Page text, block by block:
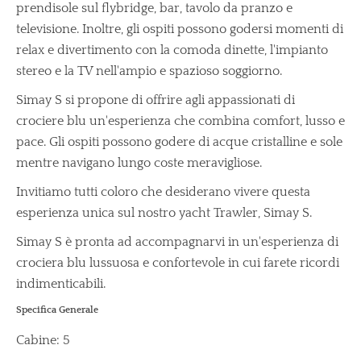
prendisole sul flybridge, bar, tavolo da pranzo e
televisione. Inoltre, gli ospiti possono godersi momenti di
relax e divertimento con la comoda dinette, l'impianto
stereo e la TV nell'ampio e spazioso soggiorno.
Simay S si propone di offrire agli appassionati di
crociere blu un'esperienza che combina comfort, lusso e
pace. Gli ospiti possono godere di acque cristalline e sole
mentre navigano lungo coste meravigliose.
Invitiamo tutti coloro che desiderano vivere questa
esperienza unica sul nostro yacht Trawler, Simay S.
Simay S è pronta ad accompagnarvi in un'esperienza di
crociera blu lussuosa e confortevole in cui farete ricordi
indimenticabili.
Specifica Generale
Cabine: 5